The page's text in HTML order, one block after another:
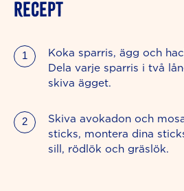
RECEPT
Koka sparris, ägg och
Dela varje sparris i två
skiva ägget.
Skiva avokadon och
sticks, montera dina
sill, rödlök och gräslök.